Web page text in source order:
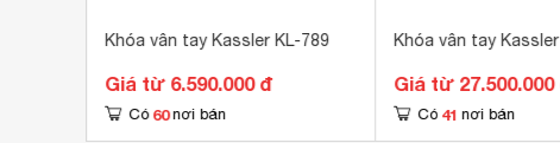
Khóa vân tay Kassler KL-789
Giá từ 6.590.000 đ
Có 60 nơi bán
Khóa vân tay
Giá từ 27.500.000
Có 41 nơi bán